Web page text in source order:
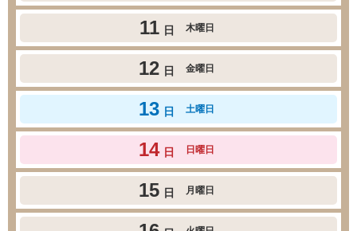
11 日 木曜日
12 日 金曜日
13 日 土曜日
14 日 日曜日
15 日 月曜日